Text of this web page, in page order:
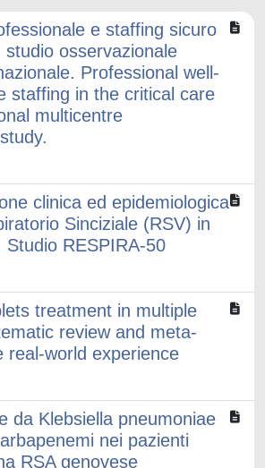
e staffing sicuro
osservazionale
Professional well-
staffing in the critical care
multicentre
clinica ed epidemiologica
Sinciziale (RSV) in
Studio RESPIRA-50
treatment in multiple
review and meta-
real-world experience
da Klebsiella pneumoniae
nei pazienti
RSA genovese